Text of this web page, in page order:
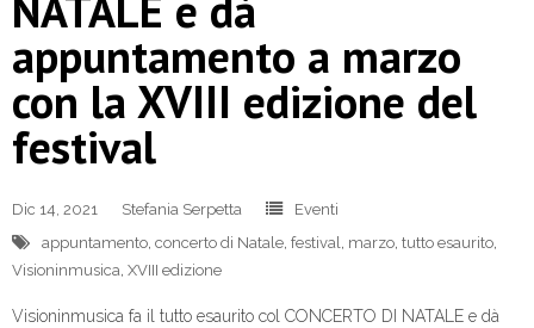
appuntamento a marzo
con la XVIII edizione del
festival
Dic 14, 2021 Stefania Serpetta
Eventi
appuntamento, concerto di Natale, festival, marzo, tutto esaurito,
Visioninmusica, XVIII edizione
Visioninmusica fa il tutto esaurito col CONCERTO DI NATALE e dà